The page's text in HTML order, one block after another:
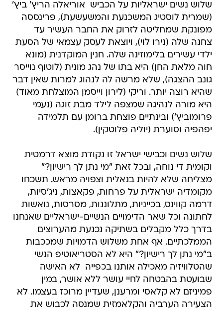
שלוש נשים ישראליות על הכביש  אוריאלה הריץ' ביץ'
(שמרית לוסטיג המשכנעת והמשעשעת), פרינססה
מפונקת שמחליטה לזרוק את החבר העשיר עד
צחנה שלה (נירו לוי), ויוצאת לעסק עצמאי של הסעת
ילדי עשירים בלימוזינה שלה. חנין המוקדנית (מונא
חוה מלאת החן) היא בתו של נהג מונית (לוטוף נוייסר
גונב ההצגה), שלא מרשה לה לנהוג למרות שאין דבר
שהיא רוצה יותר. וריקי (לירון וייסמן המוצלחת מאוד)
היא מורה לנהיגה שמצפה לילד מבת זוגה (נעמי
פרומוביץ') ובינתיים פוצחת ברומן עם תלמידה
יפהפיה וסוערת (יוליה פלוטקין).
שלוש נשים וכבישי ישראל זו נקודת מוצא דרמטית
וקומית די נוחה, ובכל זאת "מי נתן לך רישיון?"
מצליחה שלא להיות בנאלית וצפויה מראש. תשכחו
מקומדיה ישראלית על פרחות, פקאצות, ניג'סיות,
דרמה קווינס, בכייניות, מתלוננות, מסרסות, נואשות
לחתונה וכל שאר הדימויים הנשיים-ישראליים שאנחנו
בדרך כלל מקבלים בשתיקה נכנעת מהערוצים
הממלכתיים. אף אחת משלוש הדמויות שמככבות
ב"מי נתן לך רישיון?" היא לא הסטריאוטיפ הנשי
שהטלוויזיה מאכילה אותנו בכפייה  לא האישה
שבועטת בהבטחה לחיי עושר ללא אושר, במין
פמיניזם לא קלאסי ומרענן, שעדיין מרוכז בעצמו. לא
הצעירה הערביה והקלאמזית שמנסה לכבוש את